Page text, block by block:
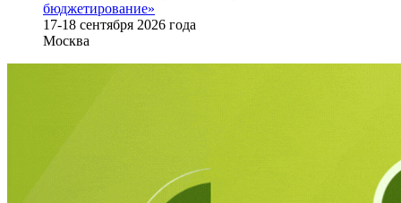
бюджетирование»
17-18 сентября 2026 года
Москва